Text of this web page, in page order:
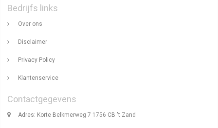
Bedrijfs links
Over ons
Disclaimer
Privacy Policy
Klantenservice
Contactgegevens
Adres: Korte Belkmerweg 7 1756 CB 't Zand